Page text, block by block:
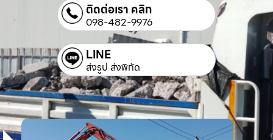
ติดต่อเรา คลิก
098-482-9976
LINE
ส่งรูป ส่งพิกัด